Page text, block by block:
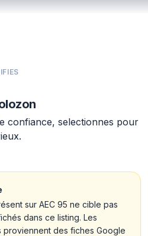
confiance, selectionnes pour
sur AEC 95 ne cible pas
dans ce listing. Les
des fiches Google